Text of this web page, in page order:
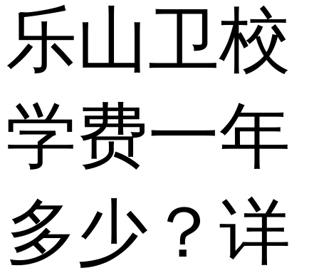
乐山卫校
学费一年
多少？详